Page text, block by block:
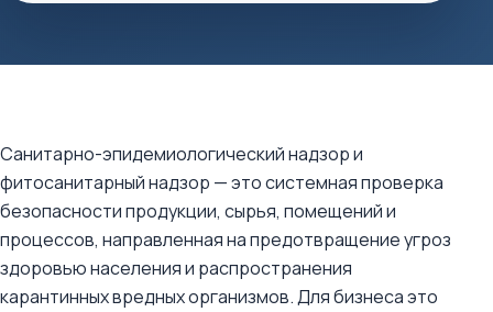
Санитарно-эпидемиологический надзор и
фитосанитарный надзор — это системная проверка
безопасности продукции, сырья, помещений и
процессов, направленная на предотвращение угроз
здоровью населения и распространения
карантинных вредных организмов. Для бизнеса это